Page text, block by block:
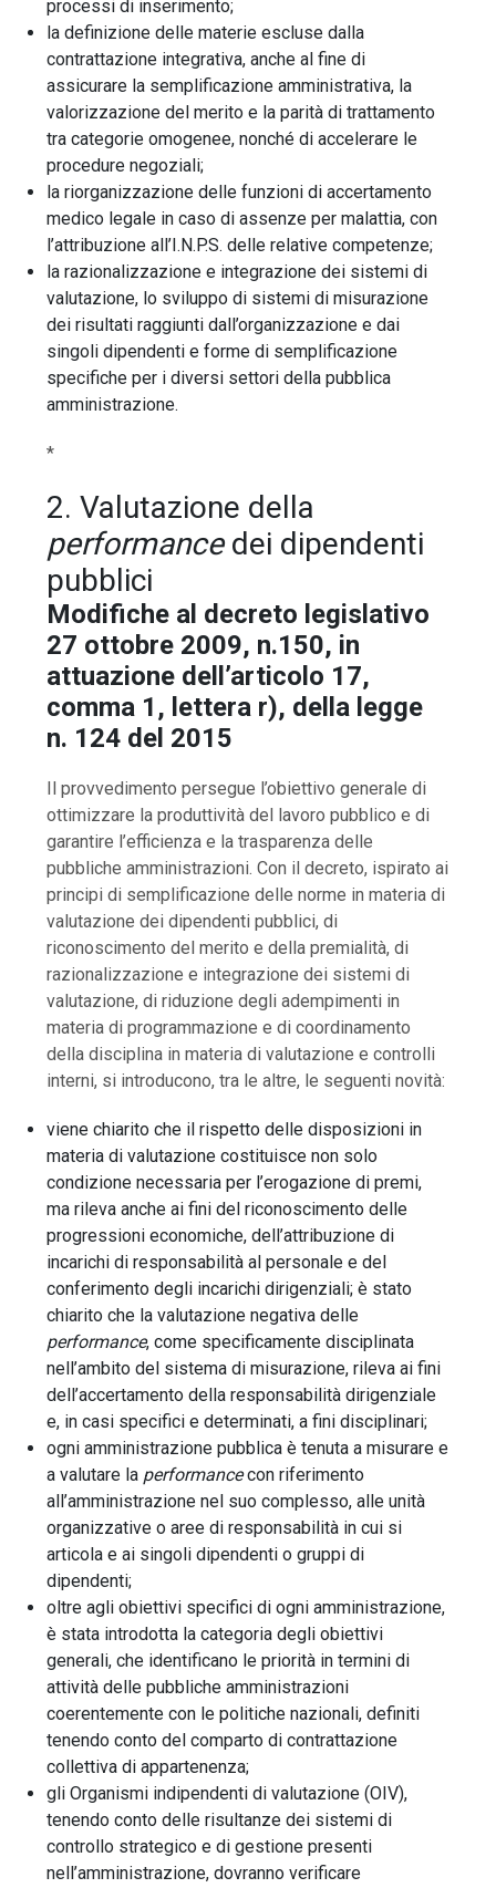
processi di inserimento;
la definizione delle materie escluse dalla
contrattazione integrativa, anche al fine di
assicurare la semplificazione amministrativa, la
valorizzazione del merito e la parità di trattamento
tra categorie omogenee, nonché di accelerare le
procedure negoziali;
la riorganizzazione delle funzioni di accertamento
medico legale in caso di assenze per malattia, con
l’attribuzione all’I.N.P.S. delle relative competenze;
la razionalizzazione e integrazione dei sistemi di
valutazione, lo sviluppo di sistemi di misurazione
dei risultati raggiunti dall’organizzazione e dai
singoli dipendenti e forme di semplificazione
specifiche per i diversi settori della pubblica
amministrazione.
*
2. Valutazione della
performancedei dipendenti
pubblici
Modifiche al decreto legislativo
27 ottobre 2009, n.150, in
attuazione dell’articolo 17,
comma 1, lettera r), della legge
n. 124 del 2015
Il provvedimento persegue l’obiettivo generale di
ottimizzare la produttività del lavoro pubblico e di
garantire l’efficienza e la trasparenza delle
pubbliche amministrazioni. Con il decreto, ispirato ai
principi di semplificazione delle norme in materia di
valutazione dei dipendenti pubblici, di
riconoscimento del merito e della premialità, di
razionalizzazione e integrazione dei sistemi di
valutazione, di riduzione degli adempimenti in
materia di programmazione e di coordinamento
della disciplina in materia di valutazione e controlli
interni, si introducono, tra le altre, le seguenti novità:
viene chiarito che il rispetto delle disposizioni in
materia di valutazione costituisce non solo
condizione necessaria per l’erogazione di premi,
ma rileva anche ai fini del riconoscimento delle
progressioni economiche, dell’attribuzione di
incarichi di responsabilità al personale e del
conferimento degli incarichi dirigenziali; è stato
chiarito che la valutazione negativa delle
performance, come specificamente disciplinata
nell’ambito del sistema di misurazione, rileva ai fini
dell’accertamento della responsabilità dirigenziale
e, in casi specifici e determinati, a fini disciplinari;
ogni amministrazione pubblica è tenuta a misurare e
a valutare la performancecon riferimento
all’amministrazione nel suo complesso, alle unità
organizzative o aree di responsabilità in cui si
articola e ai singoli dipendenti o gruppi di
dipendenti;
oltre agli obiettivi specifici di ogni amministrazione,
è stata introdotta la categoria degli obiettivi
generali, che identificano le priorità in termini di
attività delle pubbliche amministrazioni
coerentemente con le politiche nazionali, definiti
tenendo conto del comparto di contrattazione
collettiva di appartenenza;
gli Organismi indipendenti di valutazione (OIV),
tenendo conto delle risultanze dei sistemi di
controllo strategico e di gestione presenti
nell’amministrazione, dovranno verificare